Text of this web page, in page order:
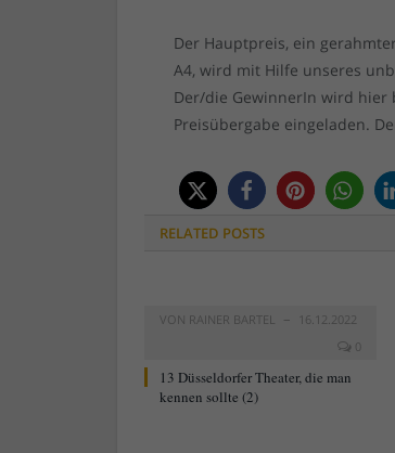
Der Hauptpreis, ein
A4, wird mit Hilfe unseres
Der/die GewinnerIn wird hier
Preisübergabe eingeladen.
RELATED POSTS
VON RAINER BARTEL
16.12.2022
0
13 Düsseldorfer Theater, die man
kennen sollte (2)